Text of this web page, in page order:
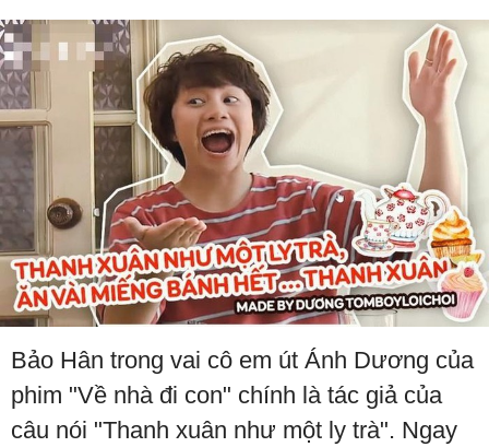
Bảo Hân trong vai cô em út Ánh Dương của
phim "Về nhà đi con" chính là tác giả của
câu nói "Thanh xuân như một ly trà". Ngay